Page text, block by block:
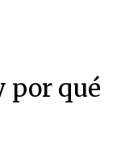
por qué